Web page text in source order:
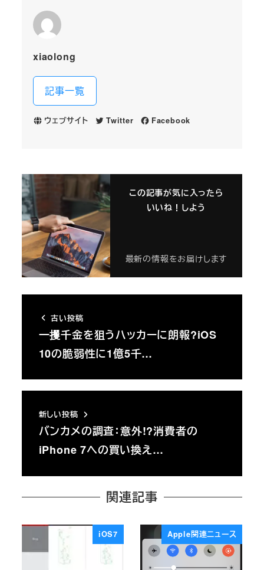
xiaolong
記事一覧
ウェブサイト Twitter Facebook
この記事が気に入ったら
いいね！しよう
最新の情報をお届けします
古い投稿
一攫千金を狙うハッカーに朗報?iOS
10の脆弱性に1億5千…
新しい投稿
バンカメの調査：意外!?消費者の
iPhone 7への買い換え…
関連記事
iOS7 Apple関連ニュース